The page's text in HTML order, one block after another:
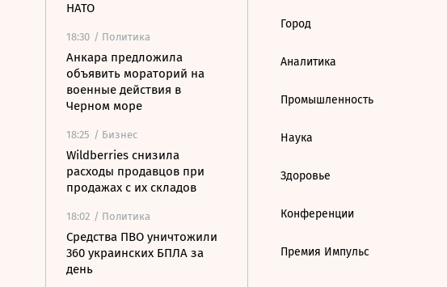
НАТО
18:30 / Политика
Анкара предложила
объявить мораторий на
военные действия в
Черном море
18:25 / Бизнес
Wildberries снизила
расходы продавцов при
продажах с их складов
18:02 / Политика
Средства ПВО уничтожили
360 украинских БПЛА за
день
Город
Аналитика
Промышленность
Наука
Здоровье
Конференции
Премия Импульс